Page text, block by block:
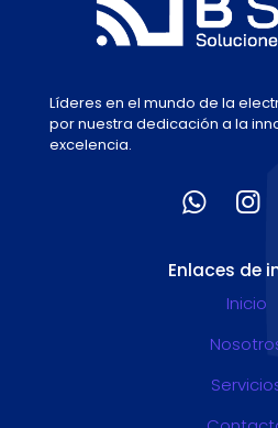
Líderes en el mundo de la
por nuestra dedicación a la
excelencia.
Enlaces de
Inicio